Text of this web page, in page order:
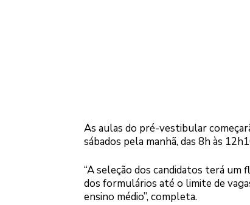
As aulas do pré-vestibular
sábados pela manhã, das 8h às
“A seleção dos candidatos terá um
dos formulários até o limite de
ensino médio”, completa.